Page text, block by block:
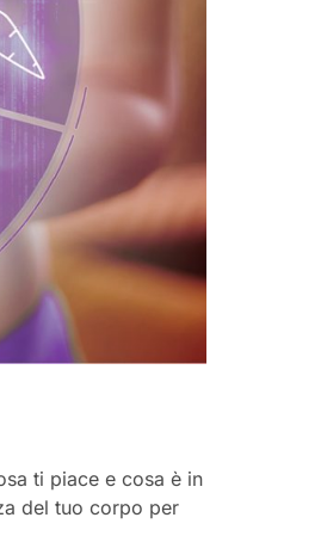
ti piace e cosa è in
del tuo corpo per